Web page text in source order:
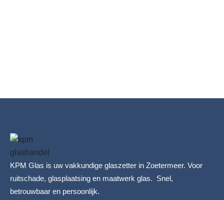
KPM Glas is uw vakkundige glaszetter in Zoetermeer. Voor
ruitschade, glasplaatsing en maatwerk glas. Snel,
betrouwbaar en persoonlijk.